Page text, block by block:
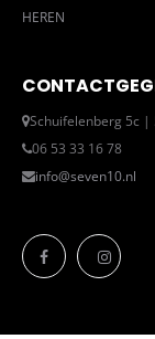
HEREN
Schuifelenberg 5c |
06 53 33 16 78
info@seven10.nl